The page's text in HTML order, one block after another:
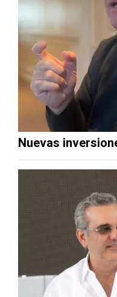
Nuevas